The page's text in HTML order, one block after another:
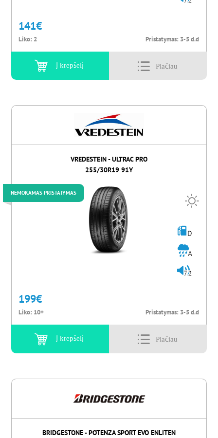
141€
Liko: 2 Pristatymas: 3-5 d.d
Į krepšelį
VREDESTEIN - ULTRAC PRO
255/30R19 91Y
NEMOKAMAS PRISTATYMAS
D
A
72
199€
Liko: 10+ Pristatymas: 3-5 d.d
Į krepšelį
BRIDGESTONE - POTENZA SPORT EVO ENLITEN